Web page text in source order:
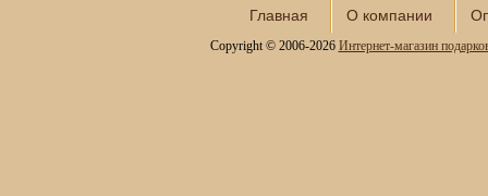
Копии огнестрельного
Главная
О компании
Copyright © 2006-2026 Интернет-магазин